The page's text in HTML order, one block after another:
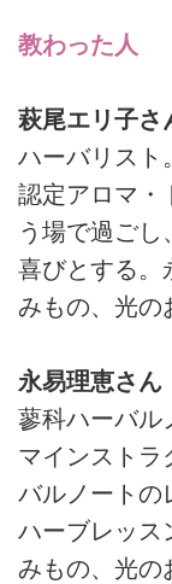
教わった人
萩尾エリ子さ
ハーバリスト
認定アロマ・
う場で過ごし
喜びとする。
みもの、光の
永易理恵さん
蓼科ハーバル
マインストラ
バルノートの
ハーブレッス
みもの、光の